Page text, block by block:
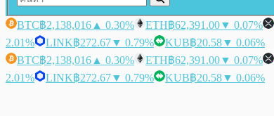
BTC฿2,138,016 ▲ 0.30% ETH฿62,391.00▼ 0.07%
2.01%
LINK฿272.67▼ 0.79% KUB฿20.58▼ 0.06%
BTC฿2,138,016 ▲ 0.30% ETH฿62,391.00▼ 0.07%
2.01%
LINK฿272.67▼ 0.79% KUB฿20.58▼ 0.06%